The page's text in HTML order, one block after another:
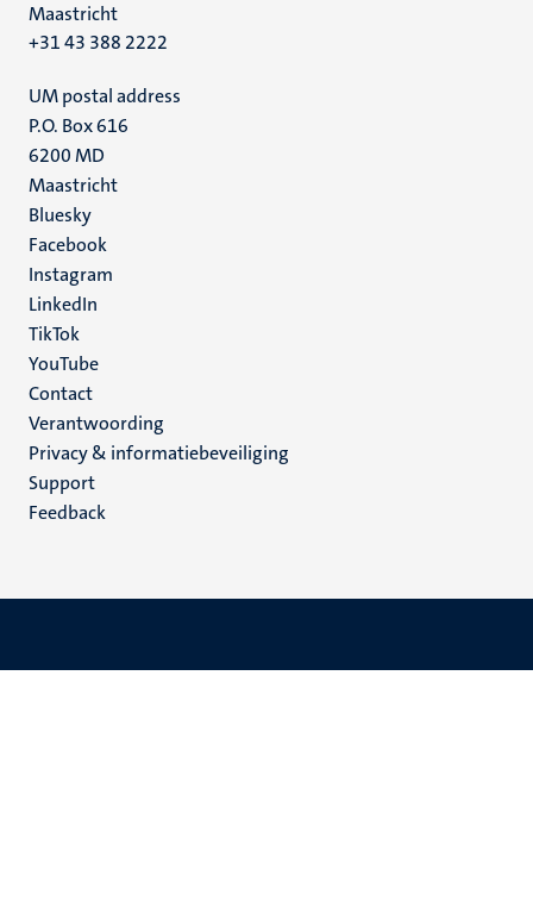
Maastricht
+31 43 388 2222
UM postal address
P.O. Box 616
6200 MD
Maastricht
Social
media
Bluesky
Facebook
Instagram
LinkedIn
TikTok
YouTube
Menu
footer
(NL)
Contact
Verantwoording
Privacy & informatiebeveiliging
Support
Feedback